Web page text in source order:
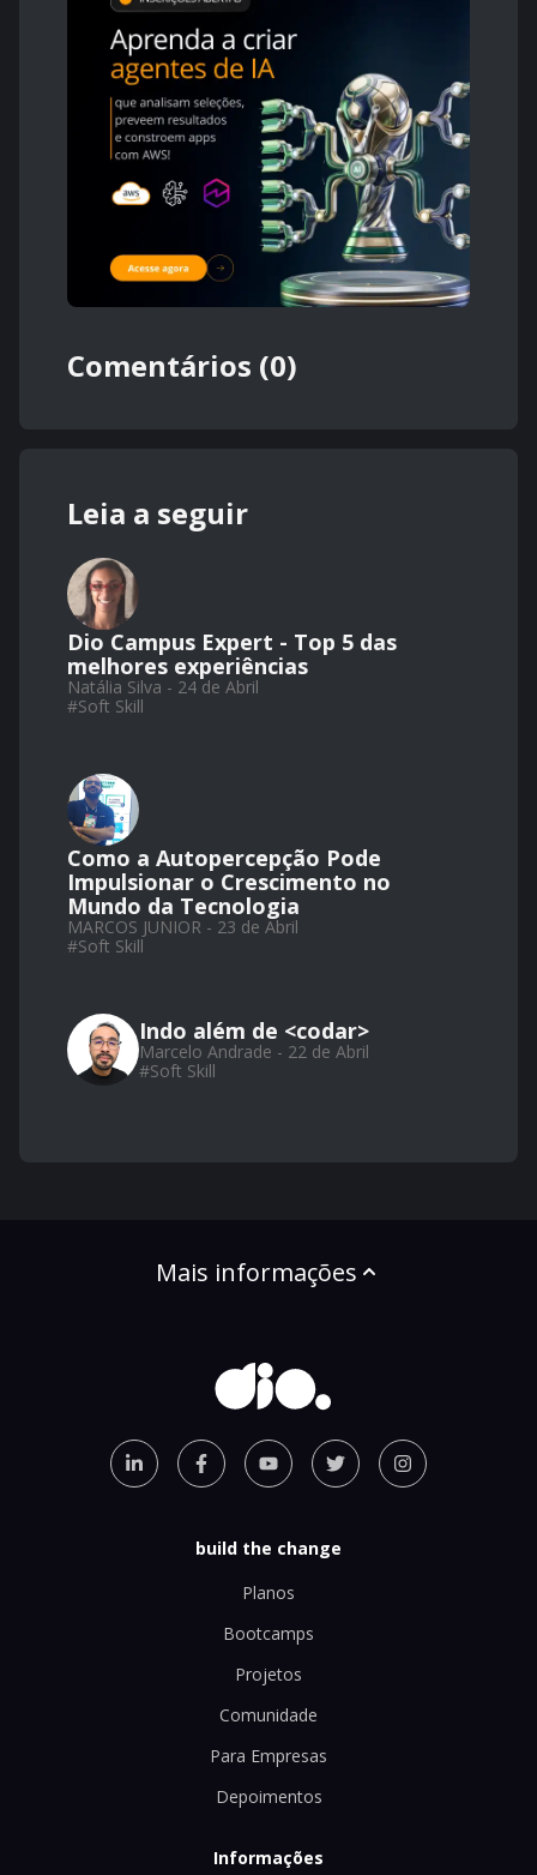
Comentários (0)
Leia a seguir
Dio Campus Expert - Top 5 das
melhores experiências
Natália Silva - 24 de Abril
#Soft Skill
Como a Autopercepção Pode
Impulsionar o Crescimento no
Mundo da Tecnologia
MARCOS JUNIOR - 23 de Abril
#Soft Skill
Indo além de <codar>
Marcelo Andrade - 22 de Abril
#Soft Skill
Mais informações
build the change
Planos
Bootcamps
Projetos
Comunidade
Para Empresas
Depoimentos
Informações